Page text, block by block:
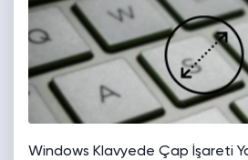
Windows Klavyede Çap İşareti